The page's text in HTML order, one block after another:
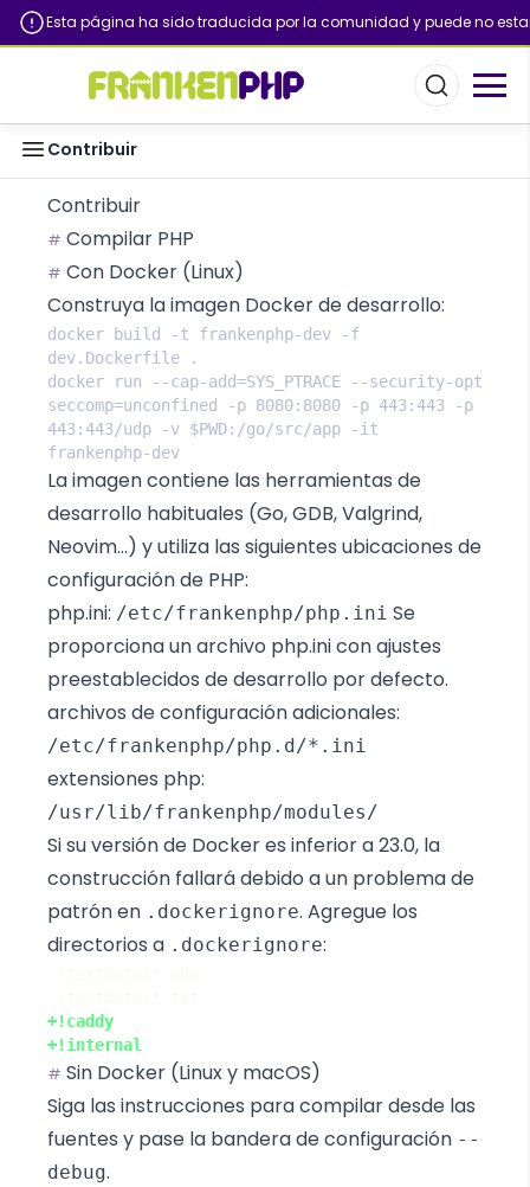
Esta página ha sido traducida por la comunidad y puede no
Contribuir
Contribuir
# Compilar PHP
# Con Docker (Linux)
Construya la imagen Docker de desarrollo:
docker build -t frankenphp-dev -f
docker run --cap-add=SYS_PTRACE --security-opt
seccomp=unconfined -p 8080:8080 -p 443:443 -p
443:443/udp -v $PWD:/go/src/app -it
La imagen contiene las herramientas de
desarrollo habituales (Go, GDB, Valgrind,
Neovim…) y utiliza las siguientes ubicaciones de
configuración de PHP:
php.ini: /etc/frankenphp/php.ini Se
proporciona un archivo php.ini con ajustes
preestablecidos de desarrollo por defecto.
archivos de configuración adicionales:
/etc/frankenphp/php.d/*.ini
extensiones php:
/usr/lib/frankenphp/modules/
Si su versión de Docker es inferior a 23.0, la
construcción fallará debido a un problema de
patrónen .dockerignore. Agregue los
directorios a .dockerignore:
# Sin Docker (Linux y macOS)
Siga las instrucciones para compilar desde las
fuentes y pase la bandera de configuración --
debug.